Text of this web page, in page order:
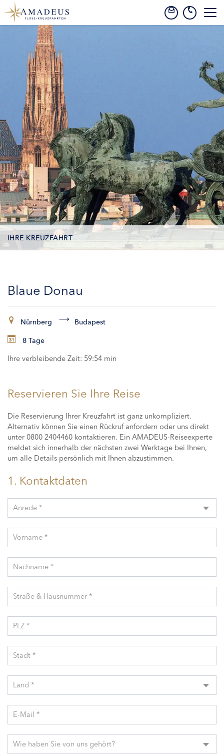
IHRE KREUZFAHRT
KABINEN
Blaue Donau
Nürnberg Budapest
8 Tage
Ihre verbleibende Zeit: 59:53 min
Reservieren Sie Ihre Reise
Die Reservierung Ihrer Kreuzfahrt ist ganz unkompliziert.
Alternativ können Sie einen Rückruf anfordern oder uns direkt
unter 0800 2404460 kontaktieren. Ein AMADEUS-Reiseexperte
meldet sich innerhalb der nächsten zwei Werktage bei Ihnen,
um alle Details persönlich mit Ihnen abzustimmen.
1. Kontaktdaten
Anrede *
Vorname *
Nachname *
Straße & Hausnummer *
PLZ *
Stadt *
Land *
E-Mail *
Wie haben Sie von uns gehört?